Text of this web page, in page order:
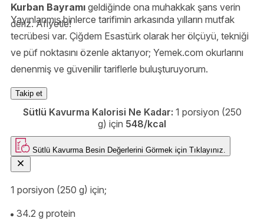
Kurban Bayramı geldiğinde ona muhakkak şans verin
deriz. Afiyetle!
Yayınlanmış binlerce tarifimin arkasında yılların mutfak
tecrübesi var. Çiğdem Esastürk olarak her ölçüyü, tekniği
ve püf noktasını özenle aktarıyor; Yemek.com okurlarını
denenmiş ve güvenilir tariflerle buluşturuyorum.
Takip et
Sütlü Kavurma Kalorisi Ne Kadar: 1 porsiyon (250
g) için 548/kcal
Sütlü Kavurma Besin Değerlerini Görmek için Tıklayınız.
1 porsiyon (250 g) için;
34.2 g protein